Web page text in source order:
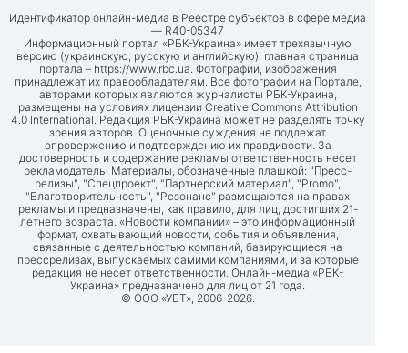
Идентификатор онлайн-медиа в Реестре субъектов в сфере медиа
— R40-05347
Информационный портал «РБК-Украина» имеет трехязычную
версию (украинскую, русскую и английскую), главная страница
портала – https://www.rbc.ua. Фотографии, изображения
принадлежат их правообладателям. Все фотографии на Портале,
авторами которых являются журналисты РБК-Украина,
размещены на условиях лицензии Creative Commons Attribution
4.0 International. Редакция РБК-Украина может не разделять точку
зрения авторов. Оценочные суждения не подлежат
опровержению и подтверждению их правдивости. За
достоверность и содержание рекламы ответственность несет
рекламодатель. Материалы, обозначенные плашкой: "Пресс-
релизы", "Спецпроект", "Партнерский материал", "Promo",
"Благотворительность", "Резонанс" размещаются на правах
рекламы и предназначены, как правило, для лиц, достигших 21-
летнего возраста. «Новости компании» – это информационный
формат, охватывающий новости, события и объявления,
связанные с деятельностью компаний, базирующиеся на
прессрелизах, выпускаемых самими компаниями, и за которые
редакция не несет ответственности. Онлайн-медиа «РБК-
Украина» предназначено для лиц от 21 года.
© ООО «УБТ», 2006-2026.